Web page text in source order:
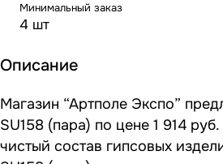
Минимальный заказ
4 шт
Описание
Магазин “Артполе Экспо”
SU158 (пара) по цене 1 914
чистый состав гипсовых